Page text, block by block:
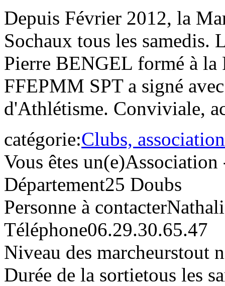
Depuis Février 2012, la
Sochaux tous les samedis.
Pierre BENGEL formé à la
FFEPMM SPT a signé
d'Athlétisme. Conviviale,
catégorie:Clubs,
Vous êtes un(e)Association
Département25 Doubs
Personne à contacter
Téléphone06.29.30.65.47
Niveau des marcheurstout
Durée de la sortietous les